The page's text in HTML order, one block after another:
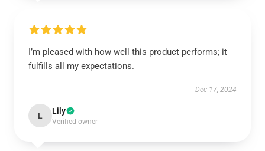
I’m pleased with how well this product performs; it
fulfills all my expectations.
Dec 17, 2024
L Lily
Verified owner